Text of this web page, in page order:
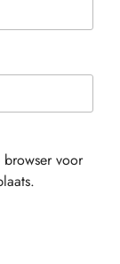
voor